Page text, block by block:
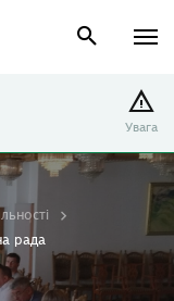
Увага
рада